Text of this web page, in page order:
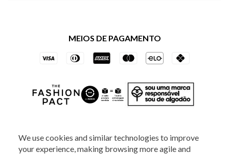
We use cookies and similar technologies to improve
your experience, making browsing more agile and
Trocas e Devoluções
Vai de Visa
Azul Fidelidade
MEIOS DE PAGAMENTO